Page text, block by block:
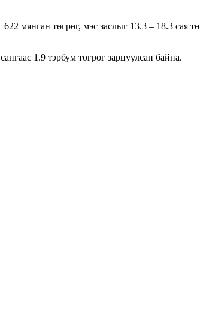
төгрөг, мэс заслыг 13.3 – 18.3 сая
1.9 тэрбум төгрөг зарцуулсан байна.